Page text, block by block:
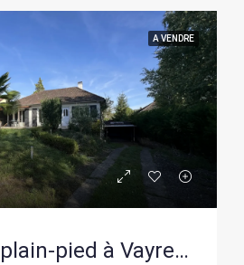
A VENDRE
Maison de plain-pied à Vayres-sur-Essonne avec sous-sol et terrain de 981 m²